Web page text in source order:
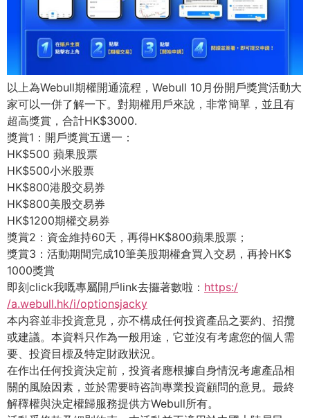
以上為Webull期權開通流程，Webull 10月份開戶獎賞活動大
家可以一併了解一下。對期權用戶來說， 非常簡單，並且有
超高獎賞，合計HK$3000.
獎賞1：開戶獎賞五選一：
HK$500 蘋果股票
HK$500小米股票
HK$800港股交易券
HK$800美股交易券
HK$1200期權交易券
獎賞2：資金維持60天，再得HK$800蘋果股票；
獎賞3：活動期間完成10筆美股期權倉買入交易，再拎HK$
1000獎賞
即刻click我嘅專屬開戶link去攞著數啦： https:/
/a.webull.hk/i/optionsjacky
本内容並非投資意見，亦不構成任何投資產品之要約、招攬
或建議。 本資料只作為一般用途，它並沒有考慮您的個人需
要、 投資目標及特定財政狀況。
在作出任何投資決定前， 投資者應根據自身情況考慮產品相
關的風險因素， 並於需要時咨詢專業投資顧問的意見。 最終
解䆁權與決定權歸服務提供方Webull所有。